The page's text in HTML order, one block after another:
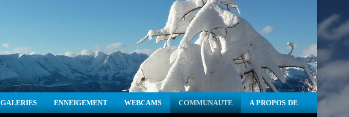
GALERIES ENNEIGEMENT WEBCAMS COMMUNAUTE A PROPOS DE